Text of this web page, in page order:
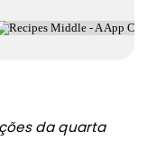
da quarta